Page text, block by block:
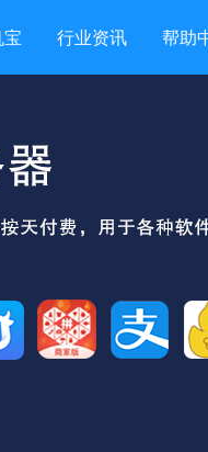
行业资讯 帮助